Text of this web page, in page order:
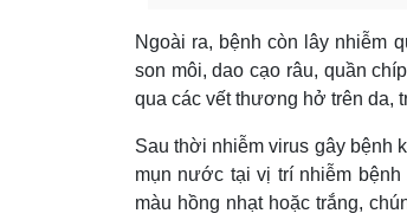
Ngoài ra, bệnh còn lây nhiễm
son môi, dao cạo râu, quần
qua các vết thương hở trên da,
Sau thời nhiễm virus gây bệnh
mụn nước tại vị trí nhiễm
màu hồng nhạt hoặc trắng,